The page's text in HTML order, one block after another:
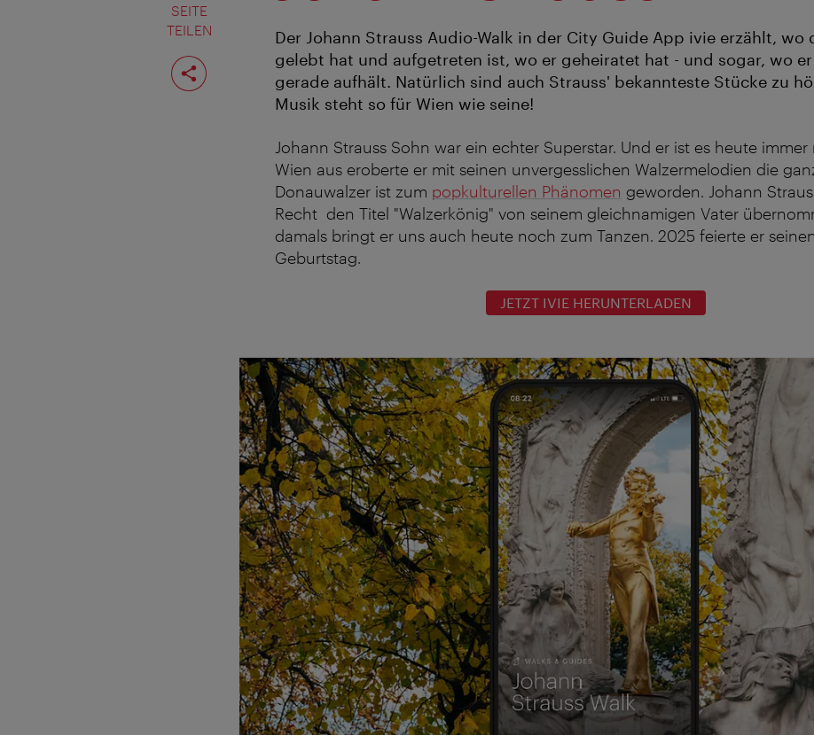
SEITE
TEILEN
Seite
teilen
Der Johann Strauss Audio-Walk in der City Guide App ivie erzählt, wo
gelebt hat und aufgetreten ist, wo er geheiratet hat - und sogar, wo
gerade aufhält. Natürlich sind auch Strauss' bekannteste Stücke zu
Musik steht so für Wien wie seine!
Johann Strauss Sohn war ein echter Superstar. Und er ist es heute immer
Wien aus eroberte er mit seinen unvergesslichen Walzermelodien die
Donauwalzer ist zum popkulturellen Phänomen geworden. Johann
Recht den Titel "Walzerkönig" von seinem gleichnamigen Vater
damals bringt er uns auch heute noch zum Tanzen. 2025 feierte er
Geburtstag.
JETZT IVIE HERUNTERLADEN